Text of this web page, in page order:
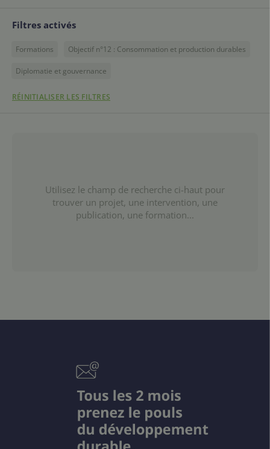
Filtres activés
Formations Objectif n°12 : Consommation et production durables
Diplomatie et gouvernance
RÉINITIALISER LES FILTRES
Utilisez le champ de recherche ci-haut pour
trouver un projet, une intervention, une
publication, une formation...